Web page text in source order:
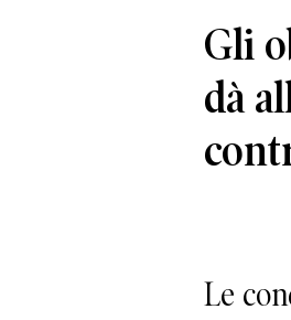
Gli
dà
Le